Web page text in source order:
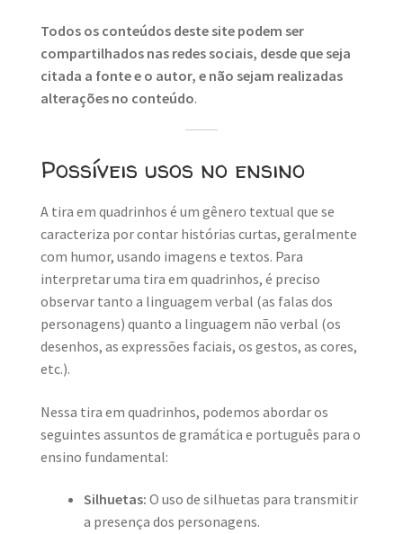
Todos os conteúdos deste site podem ser
compartilhados nas redes sociais, desde que seja
citada a fonte e o autor, e não sejam realizadas
alterações no conteúdo.
Possíveis usos no ensino
A tira em quadrinhos é um gênero textual que se
caracteriza por contar histórias curtas, geralmente
com humor, usando imagens e textos. Para
interpretar uma tira em quadrinhos, é preciso
observar tanto a linguagem verbal (as falas dos
personagens) quanto a linguagem não verbal (os
desenhos, as expressões faciais, os gestos, as cores,
etc.).
Nessa tira em quadrinhos, podemos abordar os
seguintes assuntos de gramática e português para o
ensino fundamental:
Silhuetas: O uso de silhuetas para transmitir
a presença dos personagens.